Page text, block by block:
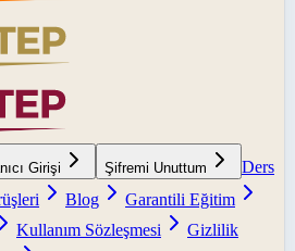
Girişi Şifremi Unuttum
Ders
Blog
Garantili Eğitim
Kullanım Sözleşmesi
Gizlilik